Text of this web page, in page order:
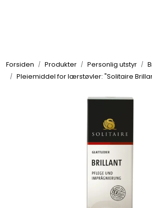
Forsiden Produkter Personlig utstyr
Pleiemiddel for lærstøvler: "Solitaire
Produkter